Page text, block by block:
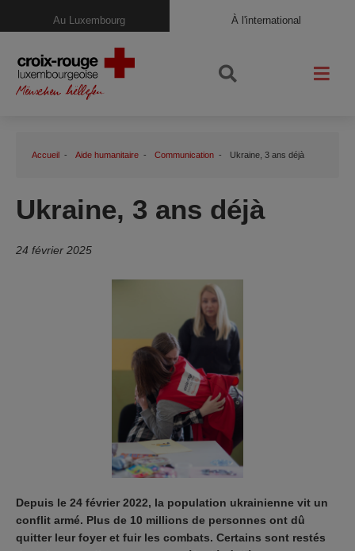
Au Luxembourg À l'international
Accueil Aide humanitaire Communication Ukraine, 3 ans déjà
Ukraine, 3 ans déjà
24 février 2025
Depuis le 24 février 2022, la population ukrainienne vit un
conflit armé. Plus de 10 millions de personnes ont dû
quitter leur foyer et fuir les combats. Certains sont restés